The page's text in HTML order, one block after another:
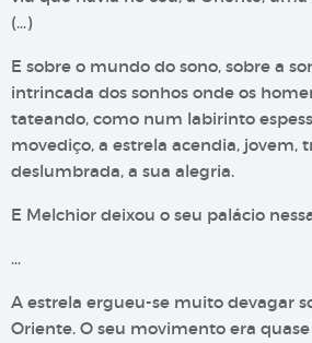
(…)
E sobre o mundo do sono, sobre a
intrincada dos sonhos onde os
tateando, como num labirinto
movediço, a estrela acendia, jovem,
deslumbrada, a sua alegria.
E Melchior deixou o seu palácio
…
A estrela ergueu-se muito devagar
Oriente. O seu movimento era quase